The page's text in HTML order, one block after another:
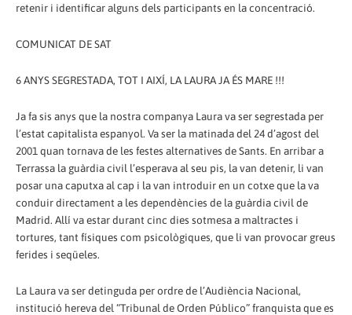
retenir i identificar alguns dels participants en la concentració.
COMUNICAT DE SAT
6 ANYS SEGRESTADA, TOT I AIXÍ, LA LAURA JA ÉS MARE !!!
Ja fa sis anys que la nostra companya Laura va ser segrestada per
l’estat capitalista espanyol. Va ser la matinada del 24 d’agost del
2001 quan tornava de les festes alternatives de Sants. En arribar a
Terrassa la guàrdia civil l’esperava al seu pis, la van detenir, li van
posar una caputxa al cap i la van introduir en un cotxe que la va
conduir directament a les dependències de la guàrdia civil de
Madrid. Allí va estar durant cinc dies sotmesa a maltractes i
tortures, tant físiques com psicològiques, que li van provocar greus
ferides i seqüeles.
La Laura va ser detinguda per ordre de l’Audiència Nacional,
institució hereva del “Tribunal de Orden Público” franquista que es